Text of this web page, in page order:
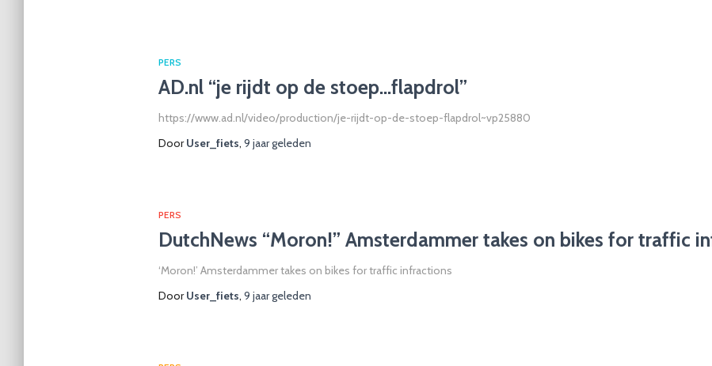
PERS
AD.nl “je rijdt op de stoep…flapdrol”
https://www.ad.nl/video/production/je-rijdt-op-de-stoep-flapdrol~vp25880
DoorUser_fiets, 9 jaargeleden
PERS
DutchNews “Moron!” Amsterdammer takes on bikes for traffic
‘Moron!’ Amsterdammer takes on bikes for traffic infractions
DoorUser_fiets, 9 jaargeleden